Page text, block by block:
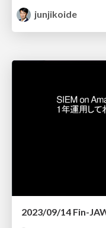
junjikoide